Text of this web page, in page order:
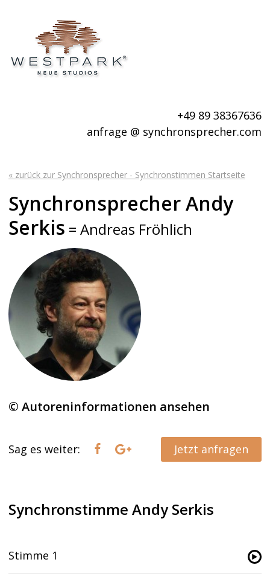
+49 89 38367636
anfrage @ synchronsprecher.com
« zurück zur Synchronsprecher - Synchronstimmen Startseite
Synchronsprecher Andy
Serkis = Andreas Fröhlich
© Autoreninformationen ansehen
Sag es weiter: Jetzt anfragen
Synchronstimme Andy Serkis
Stimme 1